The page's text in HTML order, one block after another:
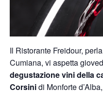
Il Ristorante Freidour,
Cumiana, vi aspetta
degustazione vini della
Corsinidi Monforte